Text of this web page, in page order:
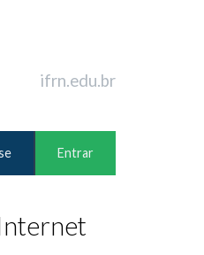
ifrn.edu.br
Entrar